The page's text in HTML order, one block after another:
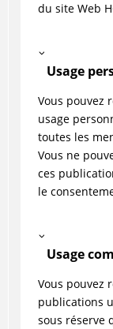
du site Web
Usage
Vous pouvez
usage
toutes les
Vous ne
ces
le
Usage
Vous pouvez
publications
sous réserve